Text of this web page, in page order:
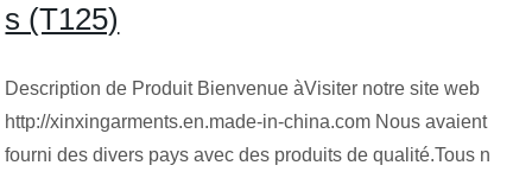
s (T125)
Description de Produit Bienvenue àVisiter notre site web
http://xinxingarments.en.made-in-china.com Nous avaient
fourni des divers pays avec des produits de qualité.Tous n